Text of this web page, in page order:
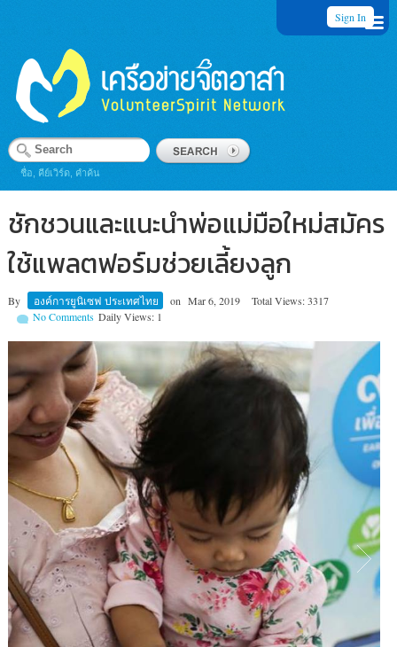
Sign In
ชื่อ, คีย์เวิร์ด, คำค้น
ชักชวนและแนะนำพ่อแม่มือใหม่สมัคร
ใช้แพลตฟอร์มช่วยเลี้ยงลูก
By องค์การยูนิเซฟ ประเทศไทย on Mar 6, 2019
Total Views: 3317
Daily Views: 1
No Comments